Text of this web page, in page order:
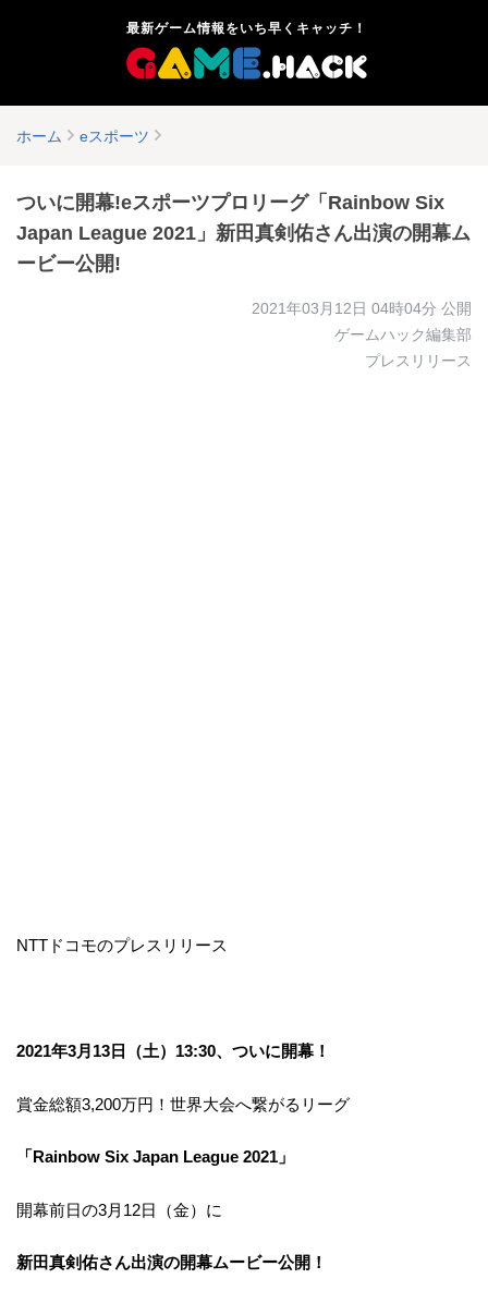
最新ゲーム情報をいち早くキャッチ！
ホーム eスポーツ
ついに開幕!eスポーツプロリーグ「Rainbow Six
Japan League 2021」新田真剣佑さん出演の開幕ム
ービー公開!
2021年03月12日 04時04分 公開
ゲームハック編集部
プレスリリース
NTTドコモのプレスリリース
2021年3月13日（土）13:30、ついに開幕！
賞金総額3,200万円！世界大会へ繋がるリーグ
「Rainbow Six Japan League 2021」
開幕前日の3月12日（金）に
新田真剣佑さん出演の開幕ムービー公開！